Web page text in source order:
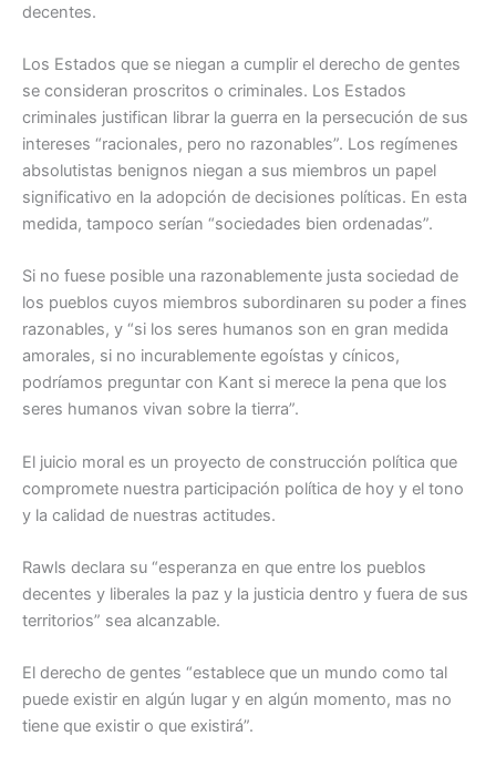
decentes.
Los Estados que se niegan a cumplir el derecho de gentes
se consideran proscritos o criminales. Los Estados
criminales justifican librar la guerra en la persecución de sus
intereses “racionales, pero no razonables”. Los regímenes
absolutistas benignos niegan a sus miembros un papel
significativo en la adopción de decisiones políticas. En esta
medida, tampoco serían “sociedades bien ordenadas”.
Si no fuese posible una razonablemente justa sociedad de
los pueblos cuyos miembros subordinaren su poder a fines
razonables, y “si los seres humanos son en gran medida
amorales, si no incurablemente egoístas y cínicos,
podríamos preguntar con Kant si merece la pena que los
seres humanos vivan sobre la tierra”.
El juicio moral es un proyecto de construcción política que
compromete nuestra participación política de hoy y el tono
y la calidad de nuestras actitudes.
Rawls declara su “esperanza en que entre los pueblos
decentes y liberales la paz y la justicia dentro y fuera de sus
territorios” sea alcanzable.
El derecho de gentes “establece que un mundo como tal
puede existir en algún lugar y en algún momento, mas no
tiene que existir o que existirá”.